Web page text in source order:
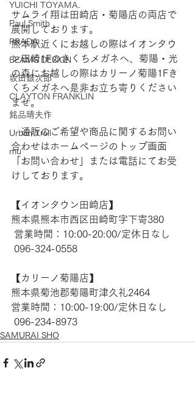
YUICHI TOYAMA.
Paul Smith
PRADA
BEAMS DESIGN
坂田銀次郎
CLAYTON FRANKLIN
銘品晴夫作
Urban Trail
mu
サムライ翔は田崎店・菊陽店の両店で
展開しております。
熊本駅近くにお越しの際はイオンタウ
ン田崎1Fのきくちメガネへ、菊陽・光
の森にお越しの際はカリーノ菊陽1Fき
くちメガネへ是非お立ち寄りください
ませ。
通販のご希望や商品に関するお問い
合わせはホームページのトップ画面
「お問い合わせ」または電話にてお受
けしております。
【​イオンタウン田崎店】
熊本県熊本市西区田崎町字下寄380
営業時間：10:00-20:00/定休日なし
096-324-0558
【​カリーノ菊陽店】
熊本県菊池郡菊陽町津久礼2464
営業時間：10:00-19:00/定休日なし
096-234-8973
SAMURAI SHO